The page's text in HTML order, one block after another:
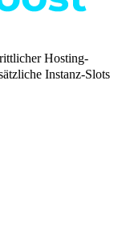
Hosting-
Instanz-Slots